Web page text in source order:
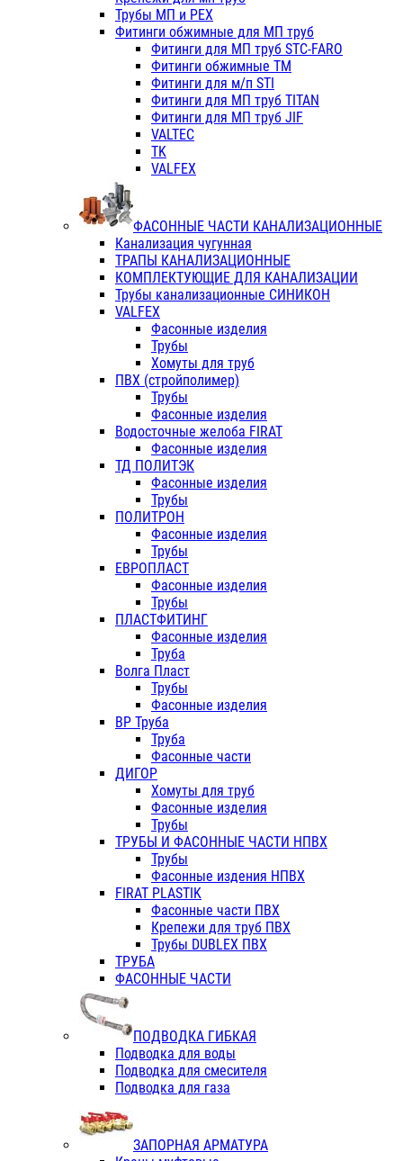
Трубы МП и PEX
Фитинги обжимные для МП труб
Фитинги для МП труб STC-FARO
Фитинги обжимные ТМ
Фитинги для м/п STI
Фитинги для МП труб TITAN
Фитинги для МП труб JIF
VALTEC
TK
VALFEX
ФАСОННЫЕ ЧАСТИ КАНАЛИЗАЦИОННЫЕ
Канализация чугунная
ТРАПЫ КАНАЛИЗАЦИОННЫЕ
КОМПЛЕКТУЮЩИЕ ДЛЯ КАНАЛИЗАЦИИ
Трубы канализационные СИНИКОН
VALFEX
Фасонные изделия
Трубы
Хомуты для труб
ПВХ (стройполимер)
Трубы
Фасонные изделия
Водосточные желоба FIRAT
Фасонные изделия
ТД ПОЛИТЭК
Фасонные изделия
Трубы
ПОЛИТРОН
Фасонные изделия
Трубы
ЕВРОПЛАСТ
Фасонные изделия
Трубы
ПЛАСТФИТИНГ
Фасонные изделия
Труба
Волга Пласт
Трубы
Фасонные изделия
ВР Труба
Труба
Фасонные части
ДИГОР
Хомуты для труб
Фасонные изделия
Трубы
ТРУБЫ И ФАСОННЫЕ ЧАСТИ НПВХ
Трубы
Фасонные издения НПВХ
FIRAT PLASTIK
Фасонные части ПВХ
Крепежи для труб ПВХ
Трубы DUBLEX ПВХ
ТРУБА
ФАСОННЫЕ ЧАСТИ
ПОДВОДКА ГИБКАЯ
Подводка для воды
Подводка для смесителя
Подводка для газа
ЗАПОРНАЯ АРМАТУРА